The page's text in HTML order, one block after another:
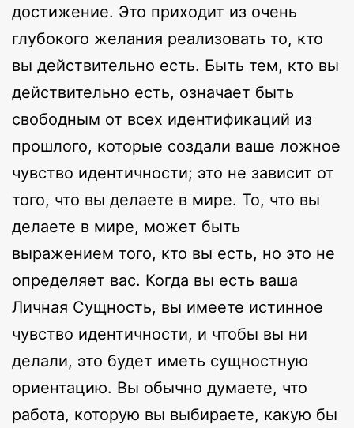
достижение. Это приходит из очень
глубокого желания реализовать то, кто
вы действительно есть. Быть тем, кто вы
действительно есть, означает быть
свободным от всех идентификаций из
прошлого, которые создали ваше ложное
чувство идентичности; это не зависит от
того, что вы делаете в мире. То, что вы
делаете в мире, может быть
выражением того, кто вы есть, но это не
определяет вас. Когда вы есть ваша
Личная Сущность, вы имеете истинное
чувство идентичности, и чтобы вы ни
делали, это будет иметь сущностную
ориентацию. Вы обычно думаете, что
работа, которую вы выбираете, какую бы